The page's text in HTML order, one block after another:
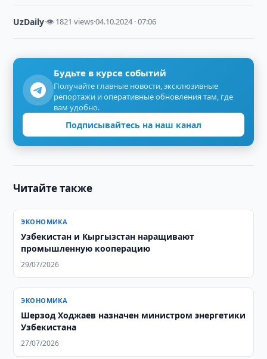
UzDaily·👁 1821 views·04.10.2024 · 07:06
Будьте в курсе событий
Получайте главные новости, эксклюзивные
репортажи и оперативные обновления там, где
вам удобно.
Подписывайтесь на наш канал
Читайте также
ЭКОНОМИКА
Узбекистан и Кыргызстан наращивают
промышленную кооперацию
29/07/2026
ЭКОНОМИКА
Шерзод Ходжаев назначен министром энергетики
Узбекистана
27/07/2026